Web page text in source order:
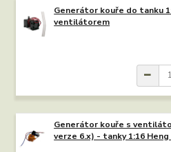
Generátor kouře do tanku
ventilátorem
Generátor kouře s
verze 6.x) - tanky 1:16 Heng